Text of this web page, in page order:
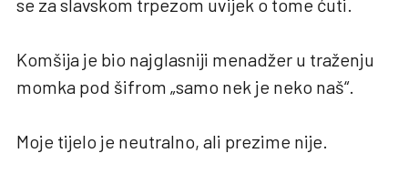
se za slavskom trpezom uvijek o tome ćuti.
Komšija je bio najglasniji menadžer u traženju
momka pod šifrom „samo nek je neko naš“.
Moje tijelo je neutralno, ali prezime nije.